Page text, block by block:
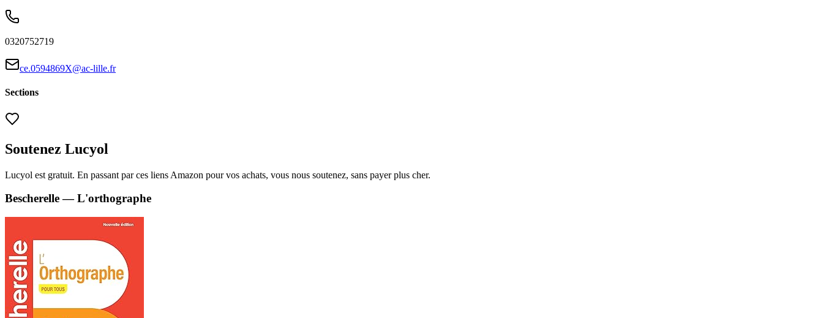
0320752719
ce.0594869X@ac-lille.fr
Sections
Soutenez Lucyol
Lucyol est gratuit. En passant par ces liens Amazon pour vos achats, vous nous soutenez, sans payer plus cher.
Bescherelle — L'orthographe